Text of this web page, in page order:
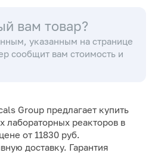
вам товар?
указанным на странице
сообщит вам стоимость и
Group предлагает купить
лабораторных реакторов в
от 11830 руб.
доставку. Гарантия